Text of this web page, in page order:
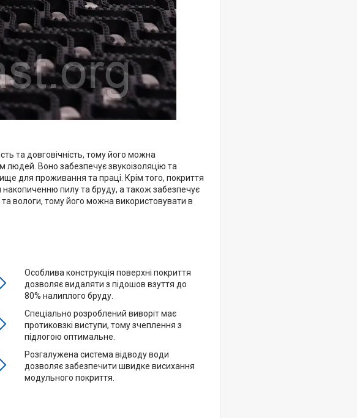
та довговічність, тому його можна
людей. Воно забезпечує звукоізоляцію та
для проживання та праці. Крім того, покриття
накопиченню пилу та бруду, а також забезпечує
вологи, тому його можна використовувати в
Особлива конструкція поверхні покриття
дозволяє видаляти з підошов взуття до
80% налиплого бруду.
Спеціально розроблений виворіт має
протиковзкі виступи, тому зчеплення з
підлогою оптимальне.
Розгалужена система відводу води
дозволяє забезпечити швидке висихання
модульного покриття.